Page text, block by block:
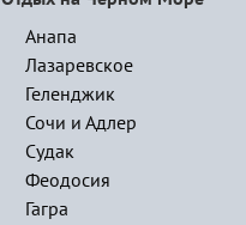
Анапа
Лазаревское
Геленджик
Сочи и Адлер
Судак
Феодосия
Гагра